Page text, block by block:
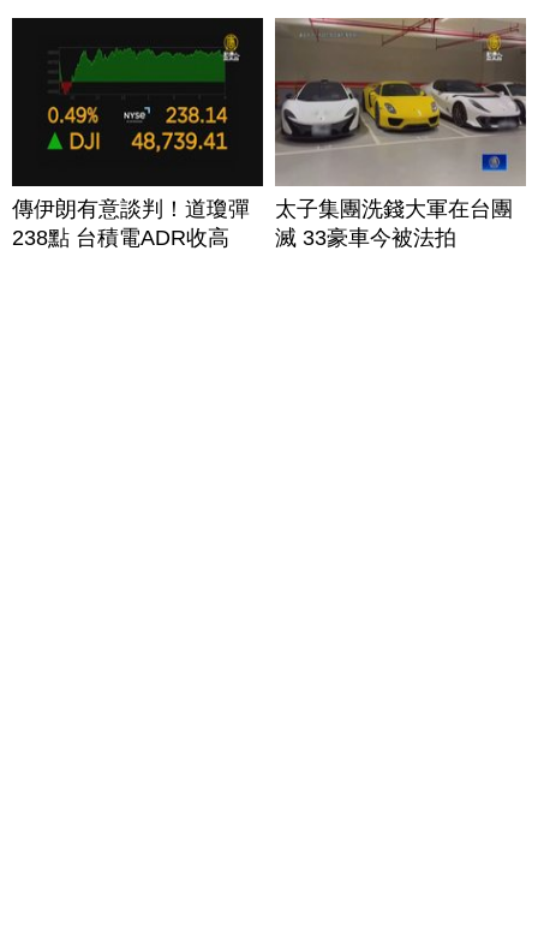
傳伊朗有意談判！道瓊彈
238點 台積電ADR收高
太子集團洗錢大軍在台團
滅 33豪車今被法拍